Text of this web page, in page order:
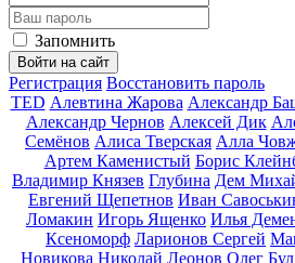
Запомнить
Войти на сайт
Регистрация Восстановить пароль
TED Алевтина Жарова Александр
Александр Чернов Алексей Дик
Семёнов Алиса Тверская Алла
Артем Каменистый Борис
Владимир Князев Глубина Дем
Евгений Щепетнов Иван
Ломакин Игорь Ященко Илья
Ксеноморф Ларионов Сергей
Новикова Николай Леонов Олег